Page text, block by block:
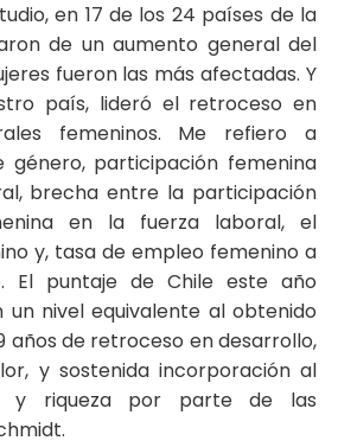
en 17 de los 24 países de la
de un aumento general del
fueron las más afectadas. Y
país, lideró el retroceso en
femeninos. Me refiero a
género, participación femenina
brecha entre la participación
en la fuerza laboral, el
y, tasa de empleo femenino a
El puntaje de Chile este año
un nivel equivalente al obtenido
9 años de retroceso en desarrollo,
y sostenida incorporación al
y riqueza por parte de las